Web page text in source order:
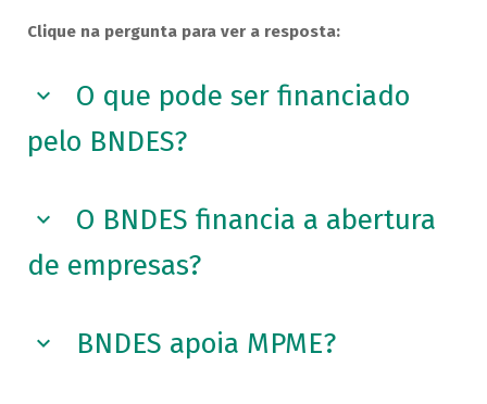
Clique na pergunta para ver a resposta:
O que pode ser financiado
pelo BNDES?
O BNDES financia a abertura
de empresas?
BNDES apoia MPME?